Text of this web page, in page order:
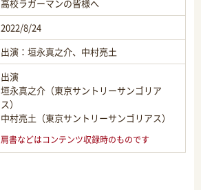
高校ラガーマンの皆様へ
2022/8/24
出演：垣永真之介、中村亮土
出演
垣永真之介（東京サントリーサンゴリア
ス）
中村亮土（東京サントリーサンゴリアス）
肩書などはコンテンツ収録時のものです